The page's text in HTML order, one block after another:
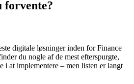
forvente?
digitale løsninger inden for Finance
du nogle af de mest efterspurgte,
i at implementere ‒ men listen er langt